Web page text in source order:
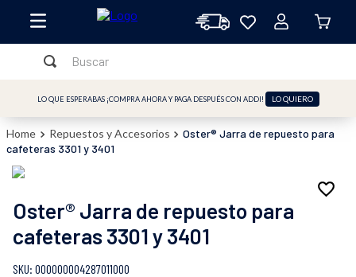
Buscar
LO QUE ESPERABAS ¡COMPRA AHORA Y PAGA DESPUÉS CON ADDI! LO QUIERO
Repuestos y Accesorios
Oster® Jarra de repuesto para
cafeteras 3301 y 3401
Oster® Jarra de repuesto para
cafeteras 3301 y 3401
: 000000004287011000
TÉRMINOS MÁS BUSCADOS
2.
freidora
.
batidora
sandwichera